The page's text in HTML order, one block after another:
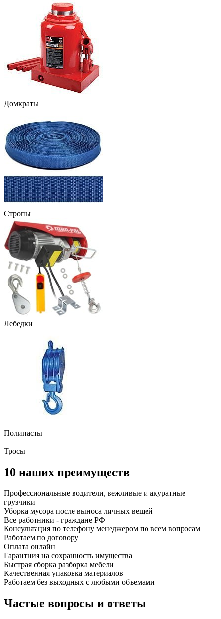
Домкраты
Стропы
Лебедки
Полипасты
Тросы
10 наших преимуществ
Профессиональные водители, вежливые и акуратные
грузчики
Уборка мусора после выноса личных вещей
Все работники - граждане РФ
Консультация по телефону менеджером по всем вопросам
Работаем по договору
Оплата онлайн
Гарантния на сохранность имущества
Быстрая сборка разборка мебели
Качественная упаковка материалов
Работаем без выходных с любыми объемами
Частые вопросы и ответы